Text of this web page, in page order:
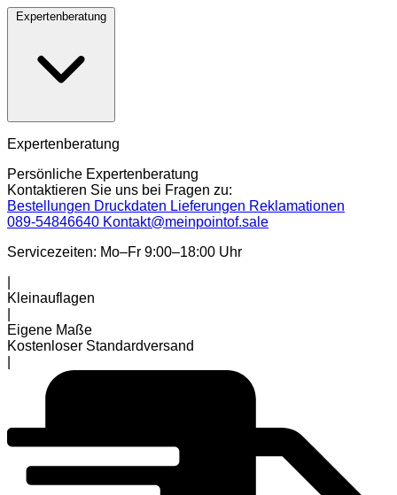
Expertenberatung
Expertenberatung
Persönliche Expertenberatung
Kontaktieren Sie uns bei Fragen zu:
Bestellungen Druckdaten Lieferungen Reklamationen
089-54846640 Kontakt@meinpointof.sale
Servicezeiten: Mo–Fr 9:00–18:00 Uhr
Kleinauflagen
Eigene Maße
Kostenloser Standardversand